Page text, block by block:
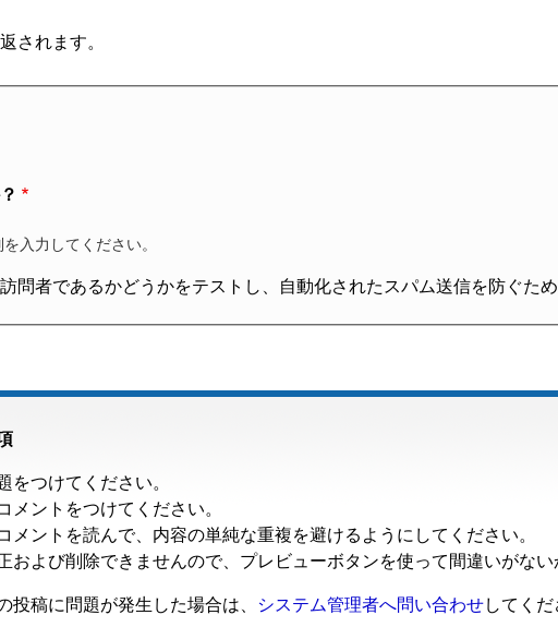
されます。
入力してください。
問者であるかどうかをテストし、自動化されたスパム送信を防ぐため
をつけてください。
メントをつけてください。
メントを読んで、内容の単純な重複を避けるようにしてください。
および削除できませんので、プレビューボタンを使って間違いがない
投稿に問題が発生した場合は、 システム管理者へ問い合わせしてくだ